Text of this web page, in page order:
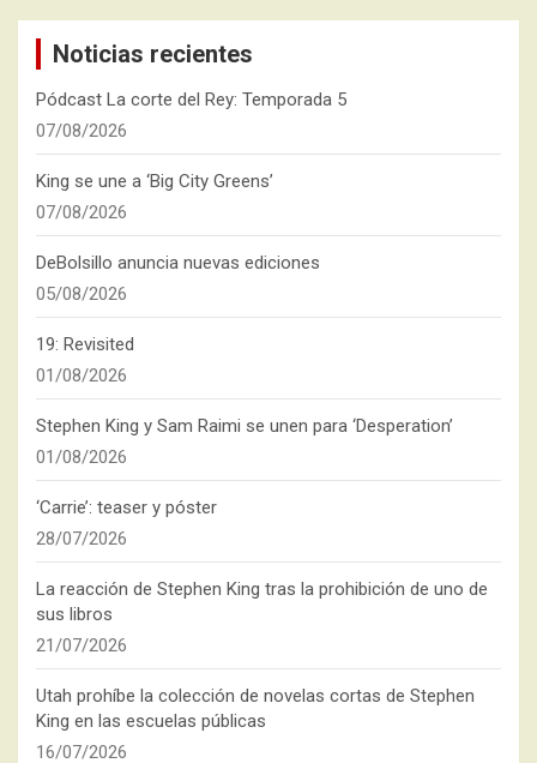
Noticias recientes
Pódcast La corte del Rey: Temporada 5
07/08/2026
King se une a ‘Big City Greens’
07/08/2026
DeBolsillo anuncia nuevas ediciones
05/08/2026
19: Revisited
01/08/2026
Stephen King y Sam Raimi se unen para ‘Desperation’
01/08/2026
‘Carrie’: teaser y póster
28/07/2026
La reacción de Stephen King tras la prohibición de uno de
sus libros
21/07/2026
Utah prohíbe la colección de novelas cortas de Stephen
King en las escuelas públicas
16/07/2026